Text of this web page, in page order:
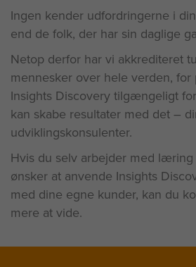
Ingen kender udfordringerne i
end de folk, der har sin daglige
Netop derfor har vi akkrediteret
mennesker over hele verden,
Insights Discovery tilgængeligt
kan skabe resultater med det –
udviklingskonsulenter.
Hvis du selv arbejder med
ønsker at anvende Insights
med dine egne kunder, kan du
mere at vide.